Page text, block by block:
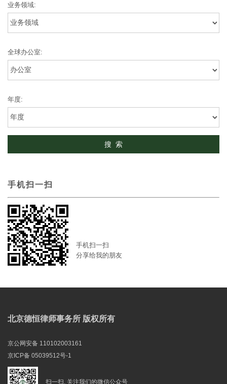
业务领域:
全球办公室:
年度:
手机扫一扫
手机扫一扫
分享给我的朋友
北京德恒律师事务所 版权所有
京公网安备 110102003161
京ICP备 05039512号-1
扫一扫, 关注我们的微信公众号